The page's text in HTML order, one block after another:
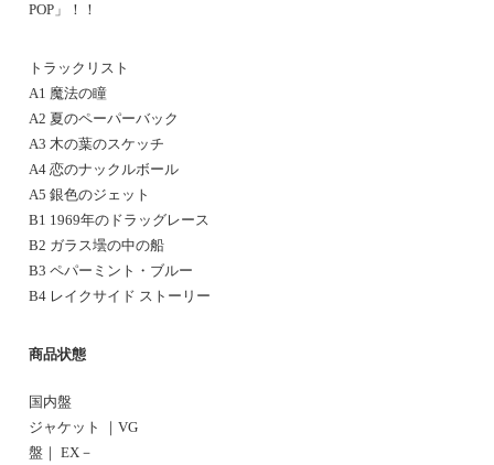
POP」！！
トラックリスト
A1 魔法の瞳
A2 夏のペーパーバック
A3 木の葉のスケッチ
A4 恋のナックルボール
A5 銀色のジェット
B1 1969年のドラッグレース
B2 ガラス壜の中の船
B3 ペパーミント・ブルー
B4 レイクサイド ストーリー
商品状態
国内盤
ジャケット ｜VG
盤｜ EX－